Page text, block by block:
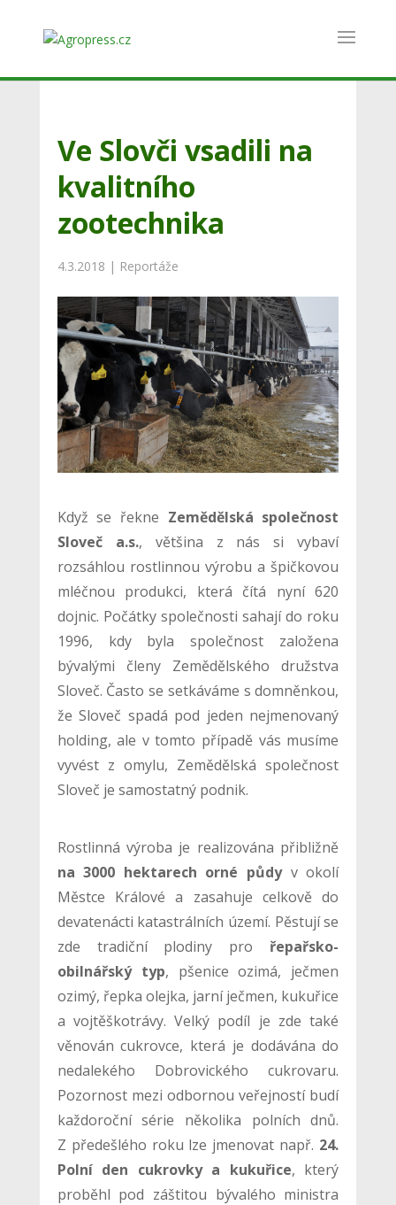
Ve Slovči vsadili na
kvalitního
zootechnika
4.3.2018 | Reportáže
Když se řekne Zemědělská společnost
Sloveč a.s., většina z nás si vybaví
rozsáhlou rostlinnou výrobu a špičkovou
mléčnou produkci, která čítá nyní 620
dojnic. Počátky společnosti sahají do roku
1996, kdy byla společnost založena
bývalými členy Zemědělského družstva
Sloveč. Často se setkáváme s domněnkou,
že Sloveč spadá pod jeden nejmenovaný
holding, ale v tomto případě vás musíme
vyvést z omylu, Zemědělská společnost
Sloveč je samostatný podnik.
Rostlinná výroba je realizována přibližně
na 3000 hektarech orné půdyv okolí
Městce Králové a zasahuje celkově do
devatenácti katastrálních území. Pěstují se
zde tradiční plodiny pro řepařsko-
obilnářský typ, pšenice ozimá, ječmen
ozimý, řepka olejka, jarní ječmen, kukuřice
a vojtěškotrávy. Velký podíl je zde také
věnován cukrovce, která je dodávána do
nedalekého Dobrovického cukrovaru.
Pozornost mezi odbornou veřejností budí
každoroční série několika polních dnů.
Z předešlého roku lze jmenovat např. 24.
Polní den cukrovky a kukuřice, který
proběhl pod záštitou bývalého ministra